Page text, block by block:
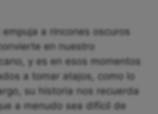
a rincones oscuros
en nuestro
y es en esos momentos
a tomar atajos, como lo
su historia nos recuerda
a menudo sea difícil de